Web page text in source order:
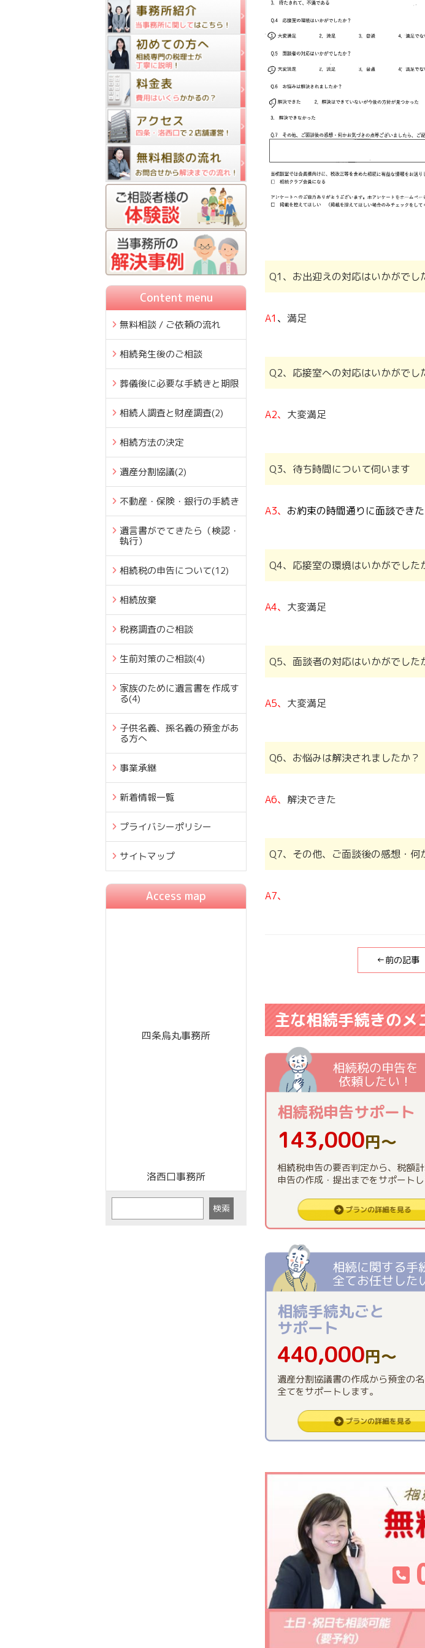
Q1、お出迎えの対応はいかがでし
A1 、 満足
Q2、応接室への対応はいかがでし
A2、 大変満足
Q3、待ち時間について伺います
A3、 お約束の時間通りに面談できた
Q4、応接室の環境はいかがでした
A4、 大変満足
Q5、面談者の対応はいかがでした
A5、 大変満足
Q6、お悩みは解決されましたか？
A6、 解決できた
Q7、その他、ご面談後の感想・
A7、
←前の記事
主な相続手続きのメ
相続税の申告を
依頼したい！
相続税申告サポート
143,000円〜
相続税申告の要否判定から、税額
申告の作成・提出までをサポートし
相続に関する手
全てお任せした
相続手続丸ごと
サポート
440,000円〜
遺産分割協議書の作成から預金の
全てをサポートします。
Content menu
無料相談 / ご依頼の流れ
相続発生後のご相談
葬儀後に必要な手続きと期限
相続人調査と財産調査(2)
相続方法の決定
遺産分割協議(2)
不動産・保険・銀行の手続き
遺言書がでてきたら（検認・
執行）
相続税の申告について(12)
相続放棄
税務調査のご相談
生前対策のご相談(4)
家族のために遺言書を作成す
る(4)
子供名義、孫名義の預金があ
る方へ
事業承継
新着情報一覧
プライバシーポリシー
サイトマップ
Access map
四条烏丸事務所
洛西口事務所
検索